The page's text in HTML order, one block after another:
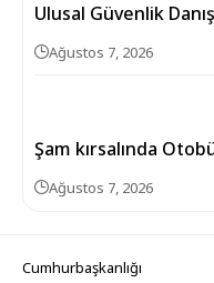
Ulusal Güvenlik
Ağustos 7, 2026
Şam kırsalında
Ağustos 7, 2026
Cumhurbaşkanlığı